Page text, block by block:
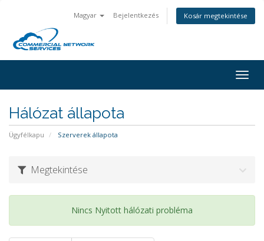
Magyar Bejelentkezés Kosár megtekintése
Hálózat állapota
Ügyfélkapu Szerverek állapota
Megtekintése
Nincs Nyitott hálózati probléma